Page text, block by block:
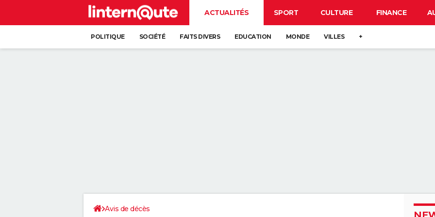
ACTUALITÉS SPORT CULTURE FINANCE
POLITIQUE SOCIÉTÉ FAITS DIVERS EDUCATION MONDE VILLES +
Avis de décès